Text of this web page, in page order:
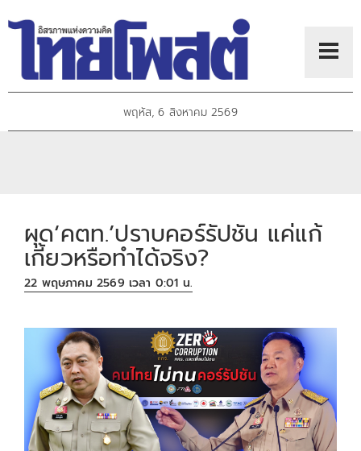
พฤหัส, 6 สิงหาคม 2569
ผุด‘คตท.’ปราบคอร์รัปชัน แค่แก้
เกี้ยวหรือทำได้จริง?
22 พฤษภาคม 2569 เวลา 0:01 น.